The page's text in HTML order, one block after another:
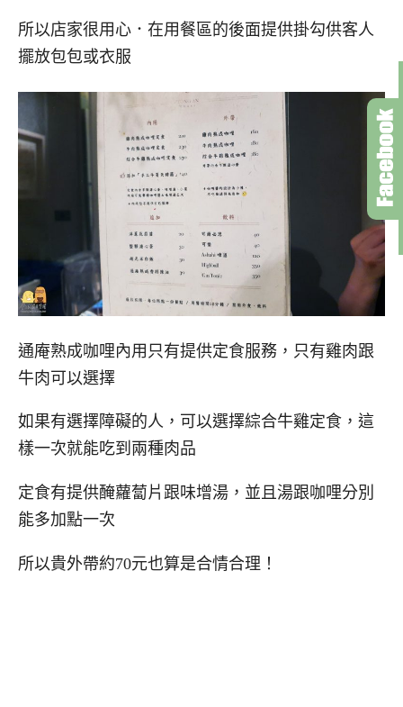
所以店家很用心．在用餐區的後面提供掛勾供客人
擺放包包或衣服
通庵熟成咖哩內用只有提供定食服務，只有雞肉跟
牛肉可以選擇
如果有選擇障礙的人，可以選擇綜合牛雞定食，這
樣一次就能吃到兩種肉品
定食有提供醃蘿蔔片跟味增湯，並且湯跟咖哩分別
能多加點一次
所以貴外帶約70元也算是合情合理！